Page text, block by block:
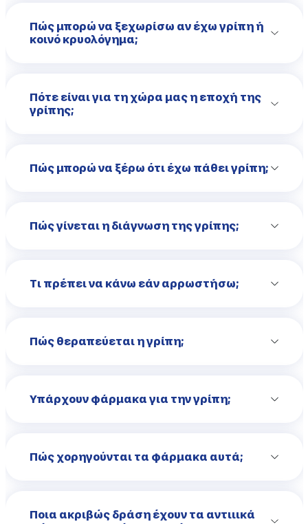
Πώς μπορώ να ξεχωρίσω αν έχω γρίπη ή
κοινό κρυολόγημα;
Πότε είναι για τη χώρα μας η εποχή της
γρίπης;
Πώς μπορώ να ξέρω ότι έχω πάθει γρίπη;
Πώς γίνεται η διάγνωση της γρίπης;
Τι πρέπει να κάνω εάν αρρωστήσω;
Πώς θεραπεύεται η γρίπη;
Υπάρχουν φάρμακα για την γρίπη;
Πώς χορηγούνται τα φάρμακα αυτά;
Ποια ακριβώς δράση έχουν τα αντιιικά